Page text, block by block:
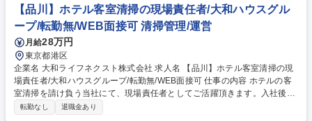
【品川】ホテル客室清掃の現場責任者/大和ハウスグル
ープ/転勤無/WEB面接可 清掃管理/運営
月給28万円
東京都港区
企業名 大和ライフネクスト株式会社 求人名 【品川】ホテル客室清掃の現
場責任者/大和ハウスグループ/転勤無/WEB面接可 仕事の内容 ホテルの客
室清掃を請け負う当社にて、現場責任者としてご活躍頂きます。入社後は
先輩もしくはホテル担当者とイチから業務を学び、4ヵ月～半年程度かけ
転勤なし 退職金あり